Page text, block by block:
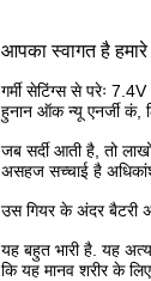
आपका स्वागत है
गर्मी सेटिंग्स से परेः
हुनान ऑक न्यू एनर्जी कं,
जब सर्दी आती है, तो
असहज सच्चाई है
उस गियर के अंदर बैटरी
यह बहुत भारी है. यह
कि यह मानव शरीर के